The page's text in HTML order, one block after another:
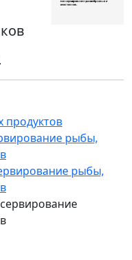
продуктов
рыбы,
рыбы,